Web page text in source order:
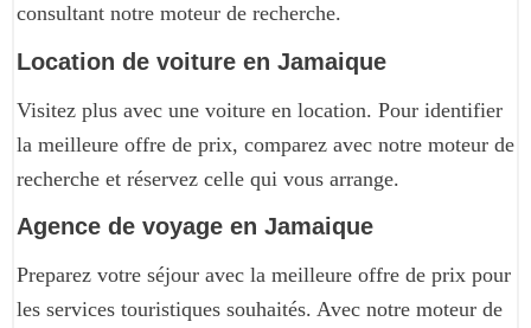
consultant notre moteur de recherche.
Location de voiture en Jamaique
Visitez plus avec une voiture en location. Pour identifier
la meilleure offre de prix, comparez avec notre moteur de
recherche et réservez celle qui vous arrange.
Agence de voyage en Jamaique
Preparez votre séjour avec la meilleure offre de prix pour
les services touristiques souhaités. Avec notre moteur de